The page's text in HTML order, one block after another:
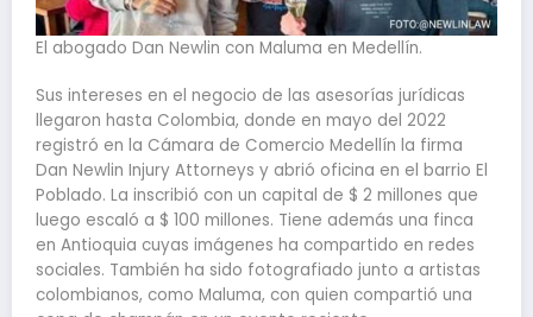
El abogado Dan Newlin con Maluma en Medellín.
Sus intereses en el negocio de las asesorías jurídicas
llegaron hasta Colombia, donde en mayo del 2022
registró en la Cámara de Comercio Medellín la firma
Dan Newlin Injury Attorneys y abrió oficina en el barrio El
Poblado. La inscribió con un capital de $ 2 millones que
luego escaló a $ 100 millones. Tiene además una finca
en Antioquia cuyas imágenes ha compartido en redes
sociales. También ha sido fotografiado junto a artistas
colombianos, como Maluma, con quien compartió una